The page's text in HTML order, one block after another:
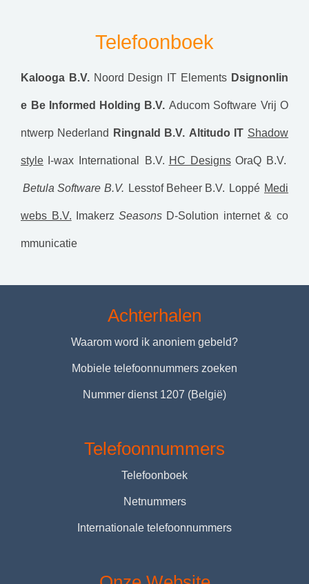
Telefoonboek
Kalooga B.V. Noord Design IT Elements Dsignonlin
e Be Informed Holding B.V. Aducom Software Vrij O
ntwerp Nederland Ringnald B.V. Altitudo IT Shadow
style I-wax International B.V. HC Designs OraQ B.V.
Betula Software B.V. Lesstof Beheer B.V. Loppé Medi
webs B.V. Imakerz Seasons D-Solution internet & co
mmunicatie
Achterhalen
Waarom word ik anoniem gebeld?
Mobiele telefoonnummers zoeken
Nummer dienst 1207 (België)
Telefoonnummers
Telefoonboek
Netnummers
Internationale telefoonnummers